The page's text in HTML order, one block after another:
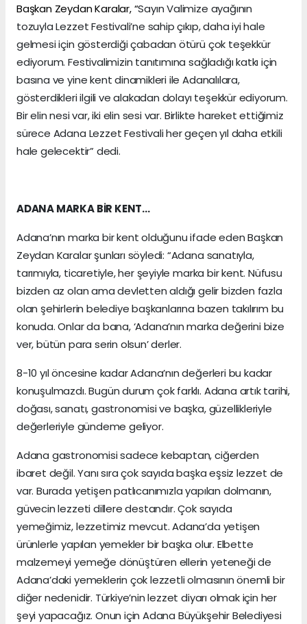
Başkan Zeydan Karalar, “Sayın Valimize ayağının
tozuyla Lezzet Festivali’ne sahip çıkıp, daha iyi hale
gelmesi için gösterdiği çabadan ötürü çok teşekkür
ediyorum. Festivalimizin tanıtımına sağladığı katkı için
basına ve yine kent dinamikleri ile Adanalılara,
gösterdikleri ilgili ve alakadan dolayı teşekkür ediyorum.
Bir elin nesi var, iki elin sesi var. Birlikte hareket ettiğimiz
sürece Adana Lezzet Festivali her geçen yıl daha etkili
hale gelecektir” dedi.
ADANA MARKA BİR KENT…
Adana’nın marka bir kent olduğunu ifade eden Başkan
Zeydan Karalar şunları söyledi: “Adana sanatıyla,
tarımıyla, ticaretiyle, her şeyiyle marka bir kent. Nüfusu
bizden az olan ama devletten aldığı gelir bizden fazla
olan şehirlerin belediye başkanlarına bazen takılırım bu
konuda. Onlar da bana, ‘Adana’nın marka değerini bize
ver, bütün para serin olsun’ derler.
8-10 yıl öncesine kadar Adana’nın değerleri bu kadar
konuşulmazdı. Bugün durum çok farklı. Adana artık tarihi,
doğası, sanatı, gastronomisi ve başka, güzellikleriyle
değerleriyle gündeme geliyor.
Adana gastronomisi sadece kebaptan, ciğerden
ibaret değil. Yanı sıra çok sayıda başka eşsiz lezzet de
var. Burada yetişen patlıcanımızla yapılan dolmanın,
güvecin lezzeti dillere destandır. Çok sayıda
yemeğimiz, lezzetimiz mevcut. Adana’da yetişen
ürünlerle yapılan yemekler bir başka olur. Elbette
malzemeyi yemeğe dönüştüren ellerin yeteneği de
Adana’daki yemeklerin çok lezzetli olmasının önemli bir
diğer nedenidir. Türkiye’nin lezzet diyarı olmak için her
şeyi yapacağız. Onun için Adana Büyükşehir Belediyesi